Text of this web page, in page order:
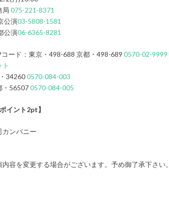
局 075-221-8371
公演03-5808-1581
演06-6365-8281
コード：東京・498-688 京都・498-689 0570-02-9999
342600570-084-003
0570-084-005
イント2pt】
カンパニー
容を変更する場合がございます。予め御了承下さい。